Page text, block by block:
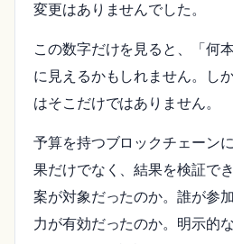
変更はありませんでした。
この数字だけを見ると、「何
に見えるかもしれません。し
はそこだけではありません。
予算を持つブロックチェーン
果だけでなく、結果を検証で
案が対象だったのか。誰が参
力が有効だったのか。明示的